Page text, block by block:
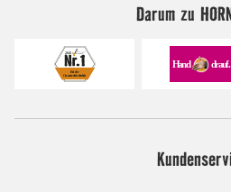
Darum zu